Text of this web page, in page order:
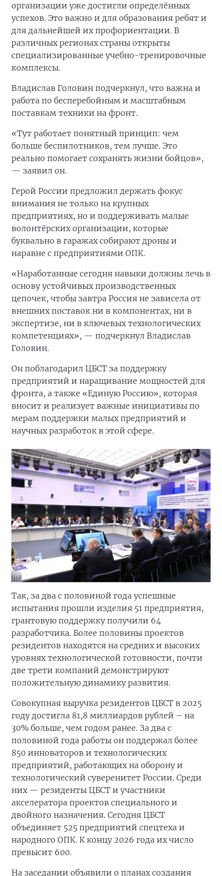
организации уже достигли определённых
успехов. Это важно и для образования ребят и
для дальнейшей их профориентации. В
различных регионах страны открыты
специализированные учебно-тренировочные
комплексы.
Владислав Головин подчеркнул, что важна и
работа по бесперебойным и масштабным
поставкам техники на фронт.
«Тут работает понятный принцип: чем
больше беспилотников, тем лучше. Это
реально помогает сохранять жизни бойцов»,
— заявил он.
Герой России предложил держать фокус
внимания не только на крупных
предприятиях, но и поддерживать малые
волонтёрских организации, которые
буквально в гаражах собирают дроны и
наравне с предприятиями ОПК.
«Наработанные сегодня навыки должны лечь в
основу устойчивых производственных
цепочек, чтобы завтра Россия не зависела от
внешних поставок ни в компонентах, ни в
экспертизе, ни в ключевых технологических
компетенциях», — подчеркнул Владислав
Головин.
Он поблагодарил ЦБСТ за поддержку
предприятий и наращивание мощностей для
фронта, а также «Единую Россию», которая
вносит и реализует важные инициативы по
мерам поддержки малых предприятий и
научных разработок в этой сфере.
Так, за два с половиной года успешные
испытания прошли изделия 51 предприятия,
грантовую поддержку получили 64
разработчика. Более половины проектов
резидентов находятся на средних и высоких
уровнях технологической готовности, почти
две трети компаний демонстрируют
положительную динамику развития.
Совокупная выручка резидентов ЦБСТ в 2025
году достигла 81,8 миллиардов рублей – на
30% больше, чем годом ранее. За два с
половиной года работы он поддержал более
850 инноваторов и технологических
предприятий, работающих на оборону и
технологический суверенитет России. Среди
них — резиденты ЦБСТ и участники
акселератора проектов специального и
двойного назначения. Сегодня ЦБСТ
объединяет 525 предприятий спецтеха и
народного ОПК. К концу 2026 года их число
превысит 600.
На заседании объявили о планах создания